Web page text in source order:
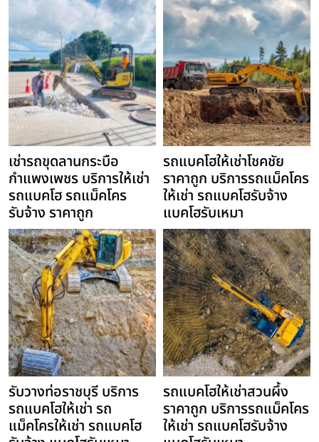
เช่ารถขุดลานกระบือ
กำแพงเพชร บริการให้เช่า
รถแบคโฮ รถแม็คโคร
รับจ้าง ราคาถูก
รถแบคโฮให้เช่าโชคชัย
ราคาถูก บริการรถแม็คโคร
ให้เช่า รถแบคโฮรับจ้าง
แบคโฮรับเหมา
รับวางท่อราชบุรี บริการ
รถแบคโฮให้เช่า รถ
แม็คโครให้เช่า รถแบคโฮ
รถแบคโฮให้เช่าสวนผึ้ง
ราคาถูก บริการรถแม็คโคร
ให้เช่า รถแบคโฮรับจ้าง